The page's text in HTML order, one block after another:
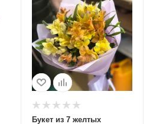
Букет из 7 желтых